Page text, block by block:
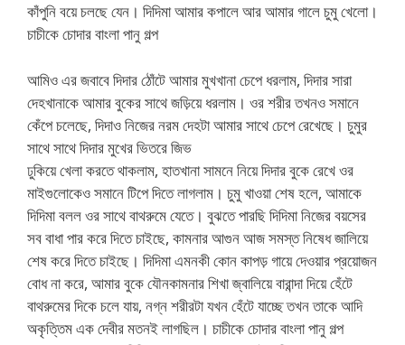
কাঁপুনি বয়ে চলছে যেন। দিদিমা আমার কপালে আর আমার গালে চুমু খেলো।
চাচীকে চোদার বাংলা পানু গল্প
আমিও এর জবাবে দিদার ঠোঁটে আমার মুখখানা চেপে ধরলাম, দিদার সারা
দেহখানাকে আমার বুকের সাথে জড়িয়ে ধরলাম। ওর শরীর তখনও সমানে
কেঁপে চলেছে, দিদাও নিজের নরম দেহটা আমার সাথে চেপে রেখেছে। চুমুর
সাথে সাথে দিদার মুখের ভিতরে জিভ
ঢুকিয়ে খেলা করতে থাকলাম, হাতখানা সামনে নিয়ে দিদার বুকে রেখে ওর
মাইগুলোকেও সমানে টিপে দিতে লাগলাম। চুমু খাওয়া শেষ হলে, আমাকে
দিদিমা বলল ওর সাথে বাথরুমে যেতে। বুঝতে পারছি দিদিমা নিজের বয়সের
সব বাধা পার করে দিতে চাইছে, কামনার আগুন আজ সমস্ত নিষেধ জালিয়ে
শেষ করে দিতে চাইছে। দিদিমা এমনকী কোন কাপড় গায়ে দেওয়ার প্রয়োজন
বোধ না করে, আমার বুকে যৌনকামনার শিখা জ্বালিয়ে বারান্দা দিয়ে হেঁটে
বাথরুমের দিকে চলে যায়, নগ্ন শরীরটা যখন হেঁটে যাচ্ছে তখন তাকে আদি
অকৃত্তিম এক দেবীর মতনই লাগছিল। চাচীকে চোদার বাংলা পানু গল্প